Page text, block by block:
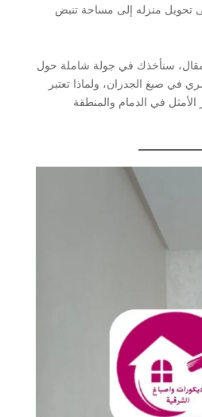
تحويل منزله إلى مساحة تنبض
سنأخذك في جولة شاملة حول
في صبغ الجدران، ولماذا تعتبر
الأمثل في الدمام والمنطقة